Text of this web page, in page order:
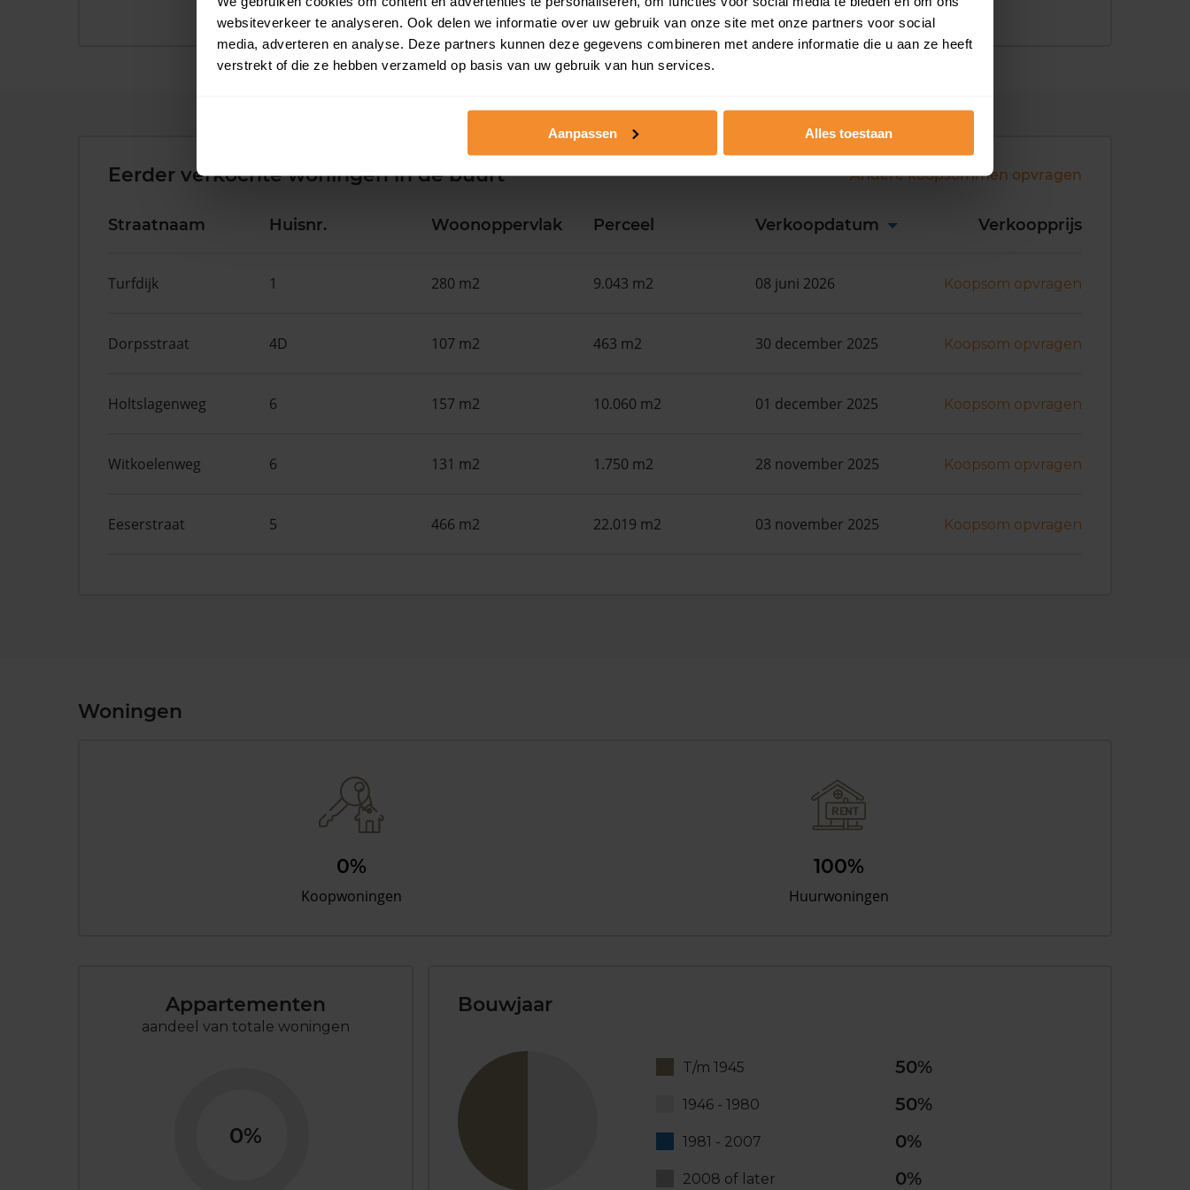
websiteverkeer te analyseren. Ook delen we informatie over uw gebruik van onze site met onze partners voor social
media, adverteren en analyse. Deze partners kunnen deze gegevens combineren met andere informatie die u aan ze heeft
verstrekt of die ze hebben verzameld op basis van uw gebruik van hun services.
Aanpassen Alles toestaan
Eerder verkochte woningen in de buurt Andere koopsommen opvragen
Straatnaam Huisnr. Woonoppervlak Perceel Verkoopdatum Verkoopprijs
Turfdijk 1 280 m2 9.043 m2 08 juni 2026 Koopsom opvragen
Dorpsstraat 4D 107 m2 463 m2 30 december 2025 Koopsom opvragen
Holtslagenweg 6 157 m2 10.060 m2 01 december 2025 Koopsom opvragen
Witkoelenweg 6 131 m2 1.750 m2 28 november 2025 Koopsom opvragen
Eeserstraat 5 466 m2 22.019 m2 03 november 2025 Koopsom opvragen
Woningen
0%
Koopwoningen
100%
Huurwoningen
Appartementen
aandeel van totale woningen
0%
Bouwjaar
T/m 1945 50%
1946 - 1980 50%
1981 - 2007 0%
2008 of later 0%